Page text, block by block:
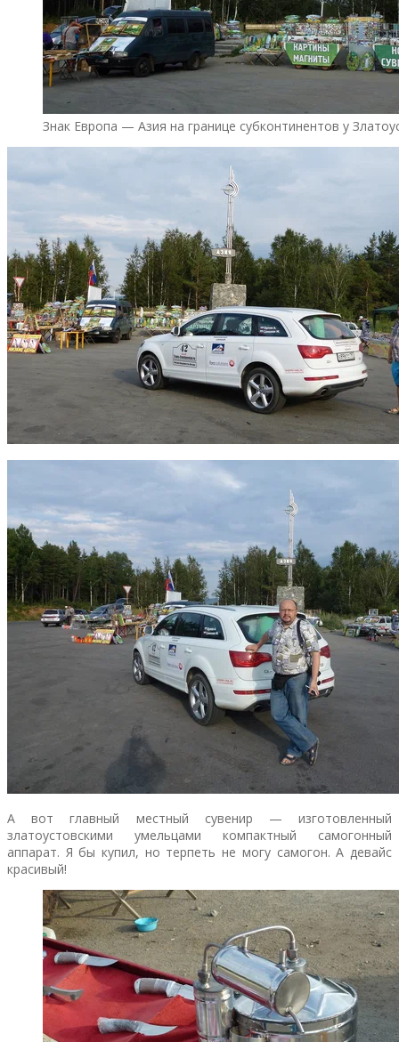
Знак Европа — Азия на границе субконтинентов у
А вот главный местный сувенир — изготовленный
златоустовскими умельцами компактный самогонный
аппарат. Я бы купил, но терпеть не могу самогон. А девайс
красивый!